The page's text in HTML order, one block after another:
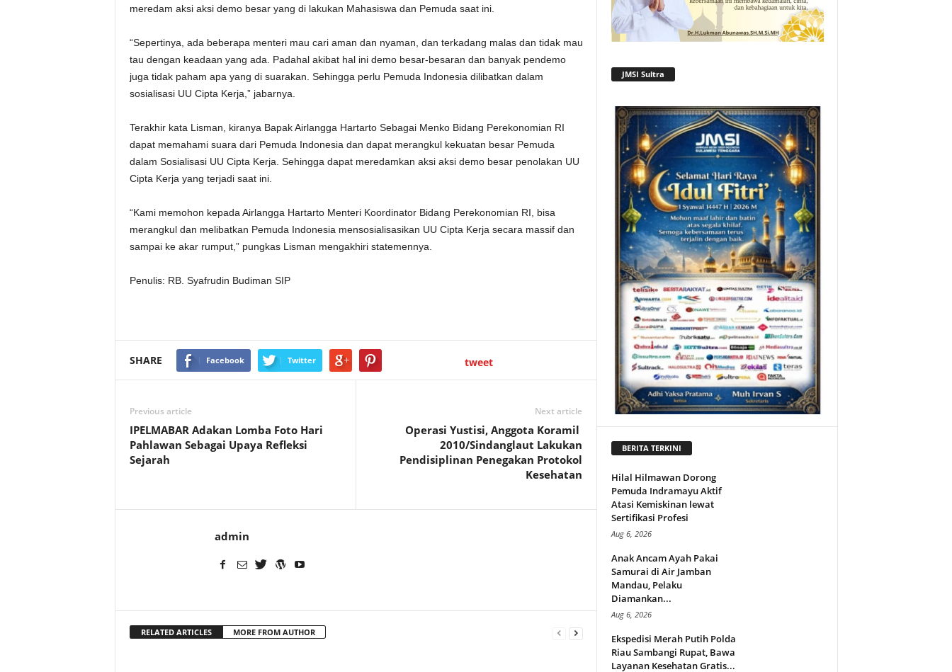
meredam aksi aksi demo besar yang di lakukan Mahasiswa dan Pemuda saat ini.
“Sepertinya, ada beberapa menteri mau cari aman dan nyaman, dan terkadang malas dan tidak mau
tau dengan keadaan yang ada. Padahal akibat hal ini demo besar-besaran dan banyak pendemo
juga tidak paham apa yang di suarakan. Sehingga perlu Pemuda Indonesia dilibatkan dalam
sosialisasi UU Cipta Kerja,” jabarnya.
Terakhir kata Lisman, kiranya Bapak Airlangga Hartarto Sebagai Menko Bidang Perekonomian RI
dapat memahami suara dari Pemuda Indonesia dan dapat merangkul kekuatan besar Pemuda
dalam Sosialisasi UU Cipta Kerja. Sehingga dapat meredamkan aksi aksi demo besar penolakan UU
Cipta Kerja yang terjadi saat ini.
“Kami memohon kepada Airlangga Hartarto Menteri Koordinator Bidang Perekonomian RI, bisa
merangkul dan melibatkan Pemuda Indonesia mensosialisasikan UU Cipta Kerja secara massif dan
sampai ke akar rumput,” pungkas Lisman mengakhiri statemennya.
Penulis: RB. Syafrudin Budiman SIP
SHARE Facebook Twitter tweet
Previous article
IPELMABAR Adakan Lomba Foto Hari
Pahlawan Sebagai Upaya Refleksi
Sejarah
Next article
Operasi Yustisi, Anggota Koramil
2010/Sindanglaut Lakukan
Pendisiplinan Penegakan Protokol
Kesehatan
admin
RELATED ARTICLES MORE FROM AUTHOR
JMSI Sultra
BERITA TERKINI
Hilal Hilmawan Dorong
Pemuda Indramayu Aktif
Atasi Kemiskinan lewat
Sertifikasi Profesi
Aug 6, 2026
Anak Ancam Ayah Pakai
Samurai di Air Jamban
Mandau, Pelaku
Diamankan...
Aug 6, 2026
Ekspedisi Merah Putih Polda
Riau Sambangi Rupat, Bawa
Layanan Kesehatan Gratis...